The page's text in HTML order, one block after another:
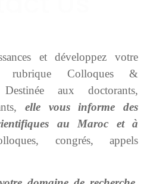
et développez votre
rubrique Colloques &
aux doctorants,
elle vous informe des
au Maroc et à
congrés, appels